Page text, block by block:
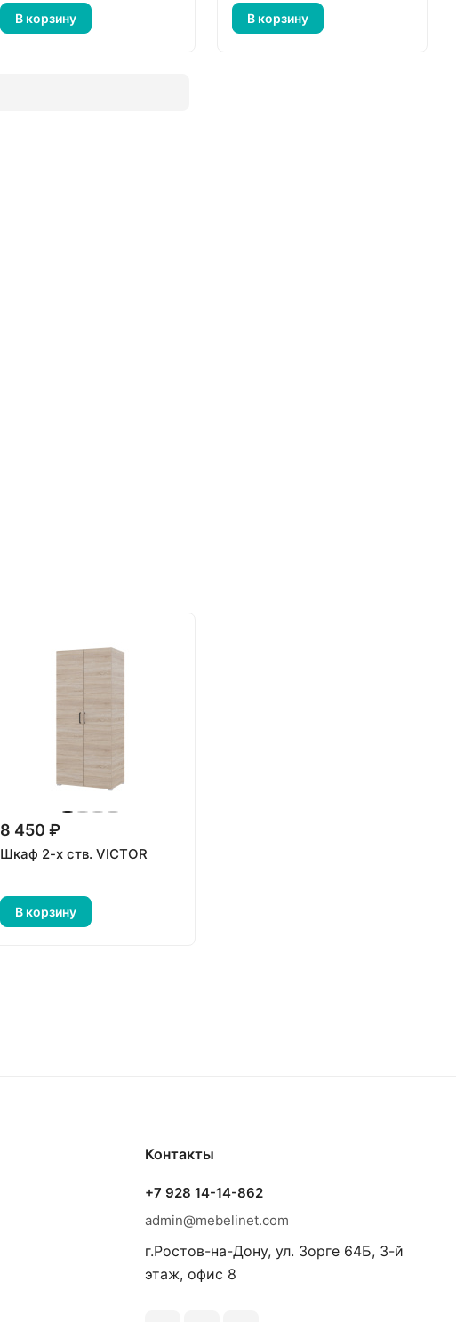
В корзину В корзину
8 450 ₽
Шкаф 2-х ств. VICTOR
В корзину
Контакты
+7 928 14-14-862
admin@mebelinet.com
г.Ростов-на-Дону, ул. Зорге 64Б, 3-й
этаж, офис 8